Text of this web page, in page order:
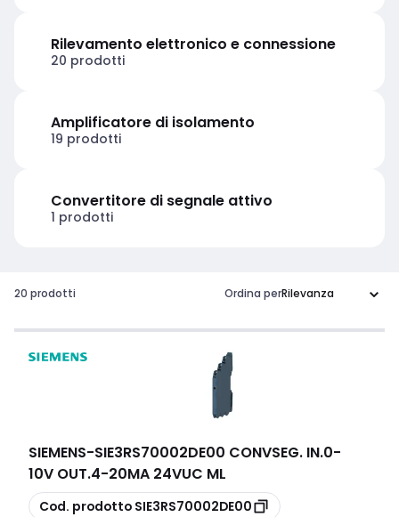
Rilevamento elettronico e connessione
20 prodotti
Amplificatore di isolamento
19 prodotti
Convertitore di segnale attivo
1 prodotti
20 prodotti Ordina per
SIEMENS-SIE3RS70002DE00 CONVSEG. IN.0-
10V OUT.4-20MA 24VUC ML
copia
Cod. prodotto SIE3RS70002DE00